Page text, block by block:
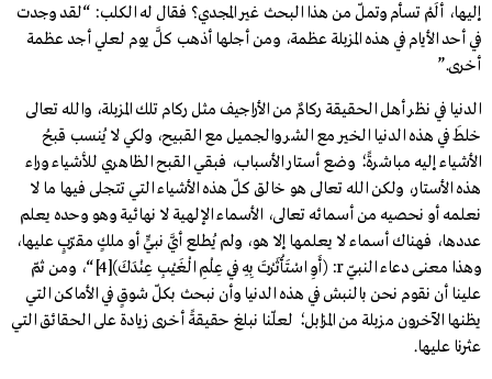
إليها، ألَمْ تسأم وتملّ من هذا البحث غير المجدي؟ فقال له الكلب: “لقد وجدت
في أحد الأيام في هذه المزبلة عظمة، ومن أجلها أذهب كلَّ يوم لعلي أجد عظمة
أخرى.”
الدنيا في نظر أهل الحقيقة ركامٌ من الأراجيف مثل ركام تلك المزبلة، والله تعالى
خلطَ في هذه الدنيا الخير مع الشر والجميل مع القبيح، ولكي لا يُنسب قبحُ
الأشياء إليه مباشرةً؛ وضع أستار الأسباب، فبقي القبح الظاهري للأشياء وراء
هذه الأستار، ولكن الله تعالى هو خالق كلّ هذه الأشياء التي تتجلى فيها ما لا
نعلمه أو نحصيه من أسمائه تعالى، الأسماء الإلهية لا نهائية وهو وحده يعلم
عددها، فهناك أسماء لا يعلمها إلا هو، ولم يُطلع أيَّ نبيٍّ أو ملكٍ مقرّبٍ عليها،
وهذا معنى دعاء النبيّ r: (أَوِ اسْتَأْثَرْتَ بِهِ فِي عِلْمِ الْغَيْبِ عِنْدَكَ)
“، ومن ثمّ
علينا أن نقوم نحن بالنبش في هذه الدنيا وأن نبحث بكلّ شوقٍ في الأماكن التي
يظنها الآخرون مزبلة من المزابل؛ لعلّنا نبلغ حقيقةً أخرى زيادة على الحقائق التي
عثرنا عليها.